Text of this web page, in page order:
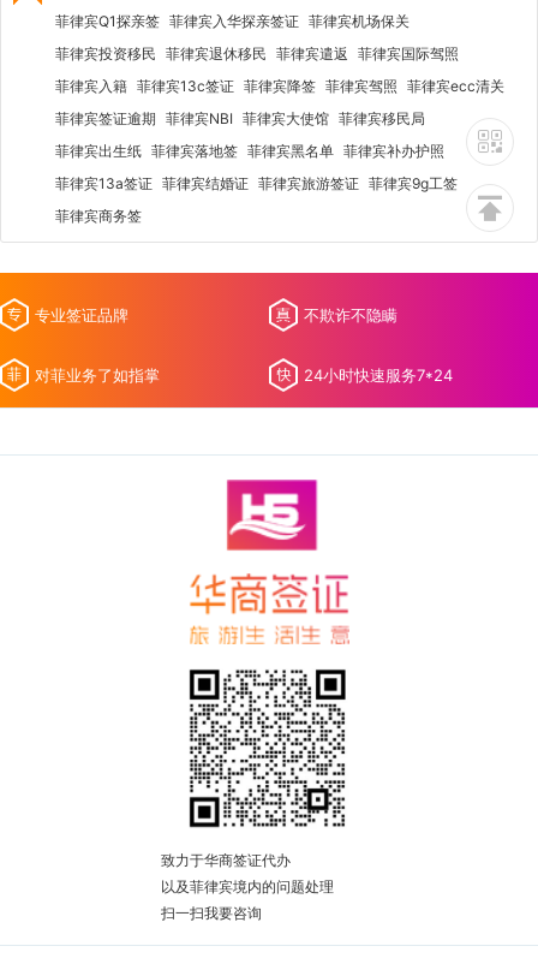
菲律宾Q1探亲签 菲律宾入华探亲签证 菲律宾机场保关
菲律宾投资移民 菲律宾退休移民 菲律宾遣返 菲律宾国际驾照
菲律宾入籍 菲律宾13c签证 菲律宾降签 菲律宾驾照 菲律宾ecc清关
菲律宾签证逾期 菲律宾NBI 菲律宾大使馆 菲律宾移民局
菲律宾出生纸 菲律宾落地签 菲律宾黑名单 菲律宾补办护照
菲律宾13a签证 菲律宾结婚证 菲律宾旅游签证 菲律宾9g工签
菲律宾商务签
专业签证品牌 不欺诈不隐瞒
对菲业务了如指掌 24小时快速服务7*24
致力于华商签证代办
以及菲律宾境内的问题处理
扫一扫我要咨询